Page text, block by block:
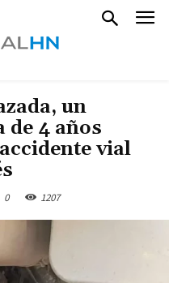
un
de 4 años
vial
0 1207